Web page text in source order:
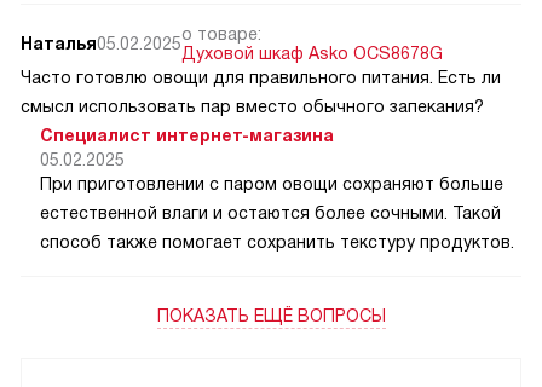
Наталья05.02.2025о товаре:
Духовой шкаф Asko OCS8678G
Часто готовлю овощи для правильного питания. Есть ли
смысл использовать пар вместо обычного запекания?
Специалист интернет-магазина
05.02.2025
При приготовлении с паром овощи сохраняют больше
естественной влаги и остаются более сочными. Такой
способ также помогает сохранить текстуру продуктов.
ПОКАЗАТЬ ЕЩЁ ВОПРОСЫ